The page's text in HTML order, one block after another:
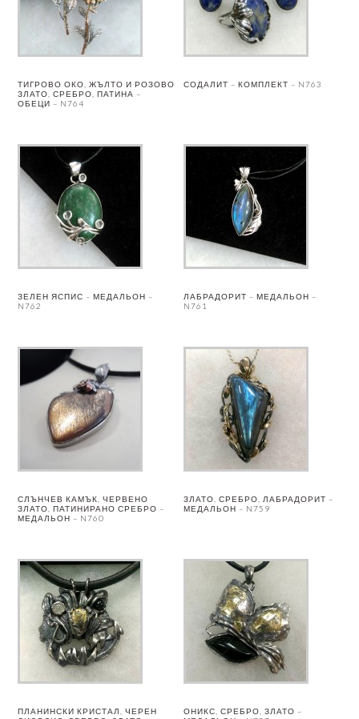
ТИГРОВО ОКО, ЖЪЛТО И РОЗОВО
ЗЛАТО, СРЕБРО, ПАТИНА –
ОБЕЦИ – N764
СОДАЛИТ – КОМПЛЕКТ – N763
ЗЕЛЕН ЯСПИС – МЕДАЛЬОН –
N762
ЛАБРАДОРИТ – МЕДАЛЬОН –
N761
СЛЪНЧЕВ КАМЪК, ЧЕРВЕНО
ЗЛАТО, ПАТИНИРАНО СРЕБРО –
МЕДАЛЬОН – N760
ЗЛАТО, СРЕБРО, ЛАБРАДОРИТ –
МЕДАЛЬОН – N759
ПЛАНИНСКИ КРИСТАЛ, ЧЕРЕН
ОНИКС, СРЕБРО, ЗЛАТО –